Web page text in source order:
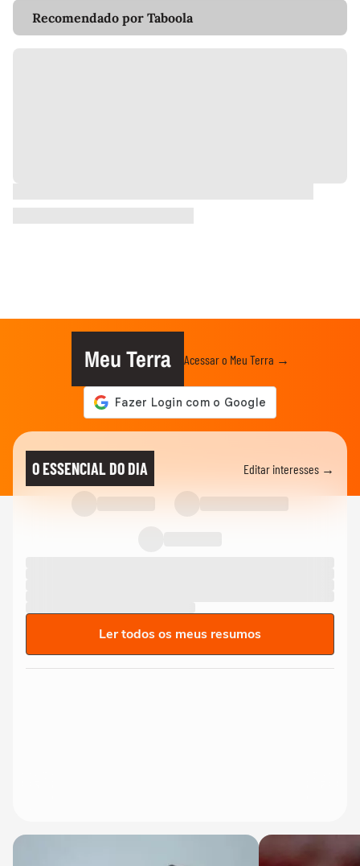
Recomendado por Taboola
Meu Terra Acessar o Meu Terra →
O ESSENCIAL DO DIA Editar interesses →
Ler todos os meus resumos